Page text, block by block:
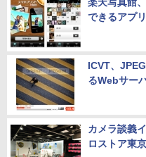
できるアプリ
ICVT、
るWebサー
カメラ談義
ロストア東